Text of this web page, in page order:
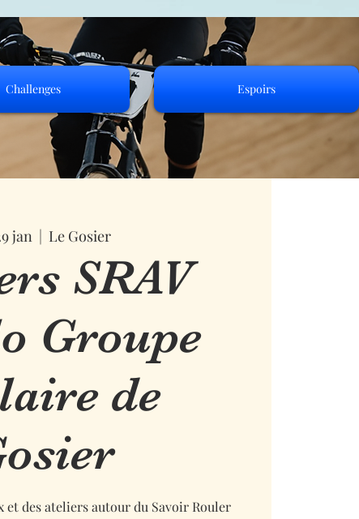
Challenges Espoirs
jan
  |
Le Gosier
SRAV
Groupe
de
et des ateliers autour du Savoir Rouler